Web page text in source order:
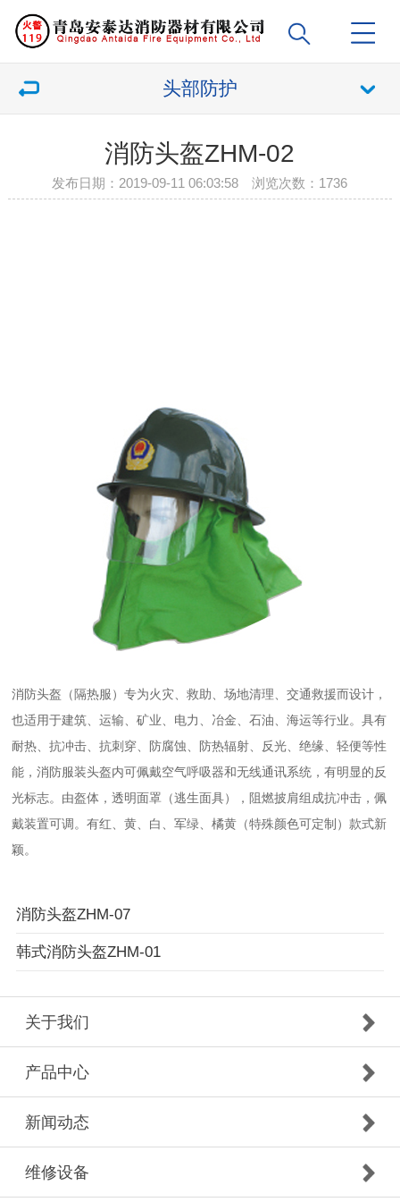
头部防护
消防头盔ZHM-02
发布日期：2019-09-11 06:03:58 浏览次数： 1736
消防头盔 （隔热服）专为火灾、救助、场地清理、交通救援而设计，
也适用于建筑、运输、矿业、电力、冶金、石油、海运等行业。具有
耐热、抗冲击、抗刺穿、防腐蚀、防热辐射、反光、绝缘、轻便等性
能，消防服装头盔内可佩戴空气呼吸器和无线通讯系统，有明显的反
光标志。由盔体，透明面罩（逃生面具），阻燃披肩组成抗冲击，佩
戴装置可调。有红、黄、白、军绿、橘黄（特殊颜色可定制）款式新
颖。
消防头盔ZHM-07
韩式消防头盔ZHM-01
关于我们
产品中心
新闻动态
维修设备